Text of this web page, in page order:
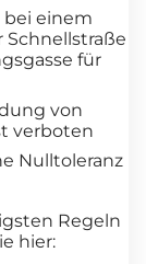
bei einem
Schnellstraße
für
von
verboten
Nulltoleranz
Regeln
hier: